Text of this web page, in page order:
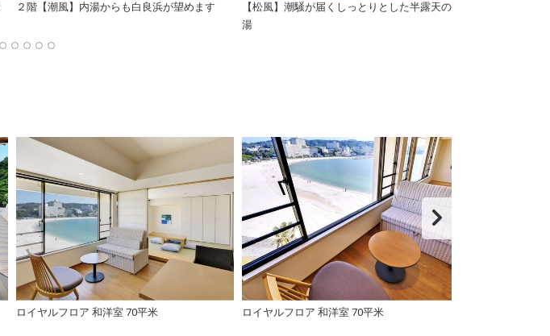
２階【潮風】内湯からも白良浜が望めます
【松風】潮騒が届くしっとりとした半露天の
湯
ロイヤルフロア 和洋室 70平米 ロイヤルフロア 和洋室 70平米